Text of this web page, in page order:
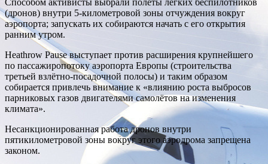
(дронов) внутри 5-километровой зоны отчуждения вокруг
аэропорта; запускать их собираются начать с его открытия
ранним утром.
Heathrow Pause выступает против расширения крупнейшего
по пассажиропотоку аэропорта Европы (строительства
третьей взлётно-посадочной полосы) и таким образом
собирается привлечь внимание к «влиянию роста выбросов
парниковых газов двигателями самолётов на изменения
климата».
Несанкционированная работа дронов внутри
пятикилометровой зоны вокруг этого аэродрома запрещена
законом.